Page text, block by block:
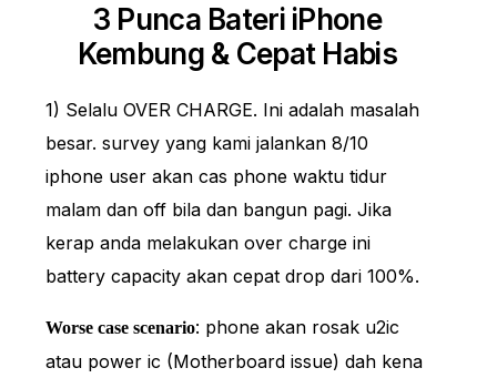
3 Punca Bateri iPhone
Kembung & Cepat Habis
1) Selalu OVER CHARGE. Ini adalah masalah
besar. survey yang kami jalankan 8/10
iphone user akan cas phone waktu tidur
malam dan off bila dan bangun pagi. Jika
kerap anda melakukan over charge ini
battery capacity akan cepat drop dari 100%.
Worse case scenario: phone akan rosak u2ic
atau power ic (Motherboard issue) dah kena